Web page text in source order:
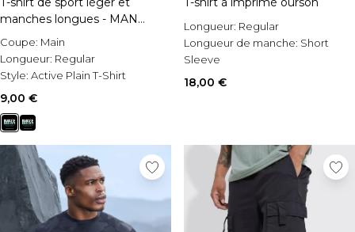
manches longues - MAN
Active
Coupe: Main
Longueur: Regular
Style: Active Plain T-Shirt
9,00 €
Longueur: Regular
Longueur de manche: Short
Sleeve
Style:
Printed T-Shirt
18,00 €